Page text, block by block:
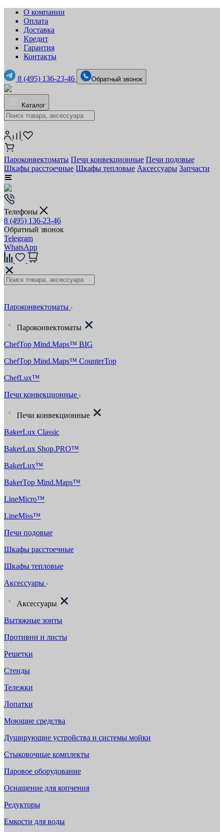
О компании
Оплата
Доставка
Кредит
Гарантия
Контакты
8 (495) 136-23-46 Обратный звонок
Каталог
Пароконвектоматы Печи конвекционные Печи подовые
Шкафы расстоечные Шкафы тепловые Аксессуары Запчасти
Телефоны
8 (495) 136-23-46
Обратный звонок
Telegram
WhatsApp
Пароконвектоматы
Пароконвектоматы
ChefTop Mind.Maps™ BIG
ChefTop Mind.Maps™ CounterTop
ChefLux™
Печи конвекционные
Печи конвекционные
BakerLux Classic
BakerLux Shop.PRO™
BakerLux™
BakerTop Mind.Maps™
LineMicro™
LineMiss™
Печи подовые
Шкафы расстоечные
Шкафы тепловые
Аксессуары
Аксессуары
Вытяжные зонты
Противни и листы
Решетки
Стенды
Тележки
Лопатки
Моющие средства
Душирующие устройства и системы мойки
Стыковочные комплекты
Паровое оборудование
Оснащение для копчения
Редукторы
Емкости для воды